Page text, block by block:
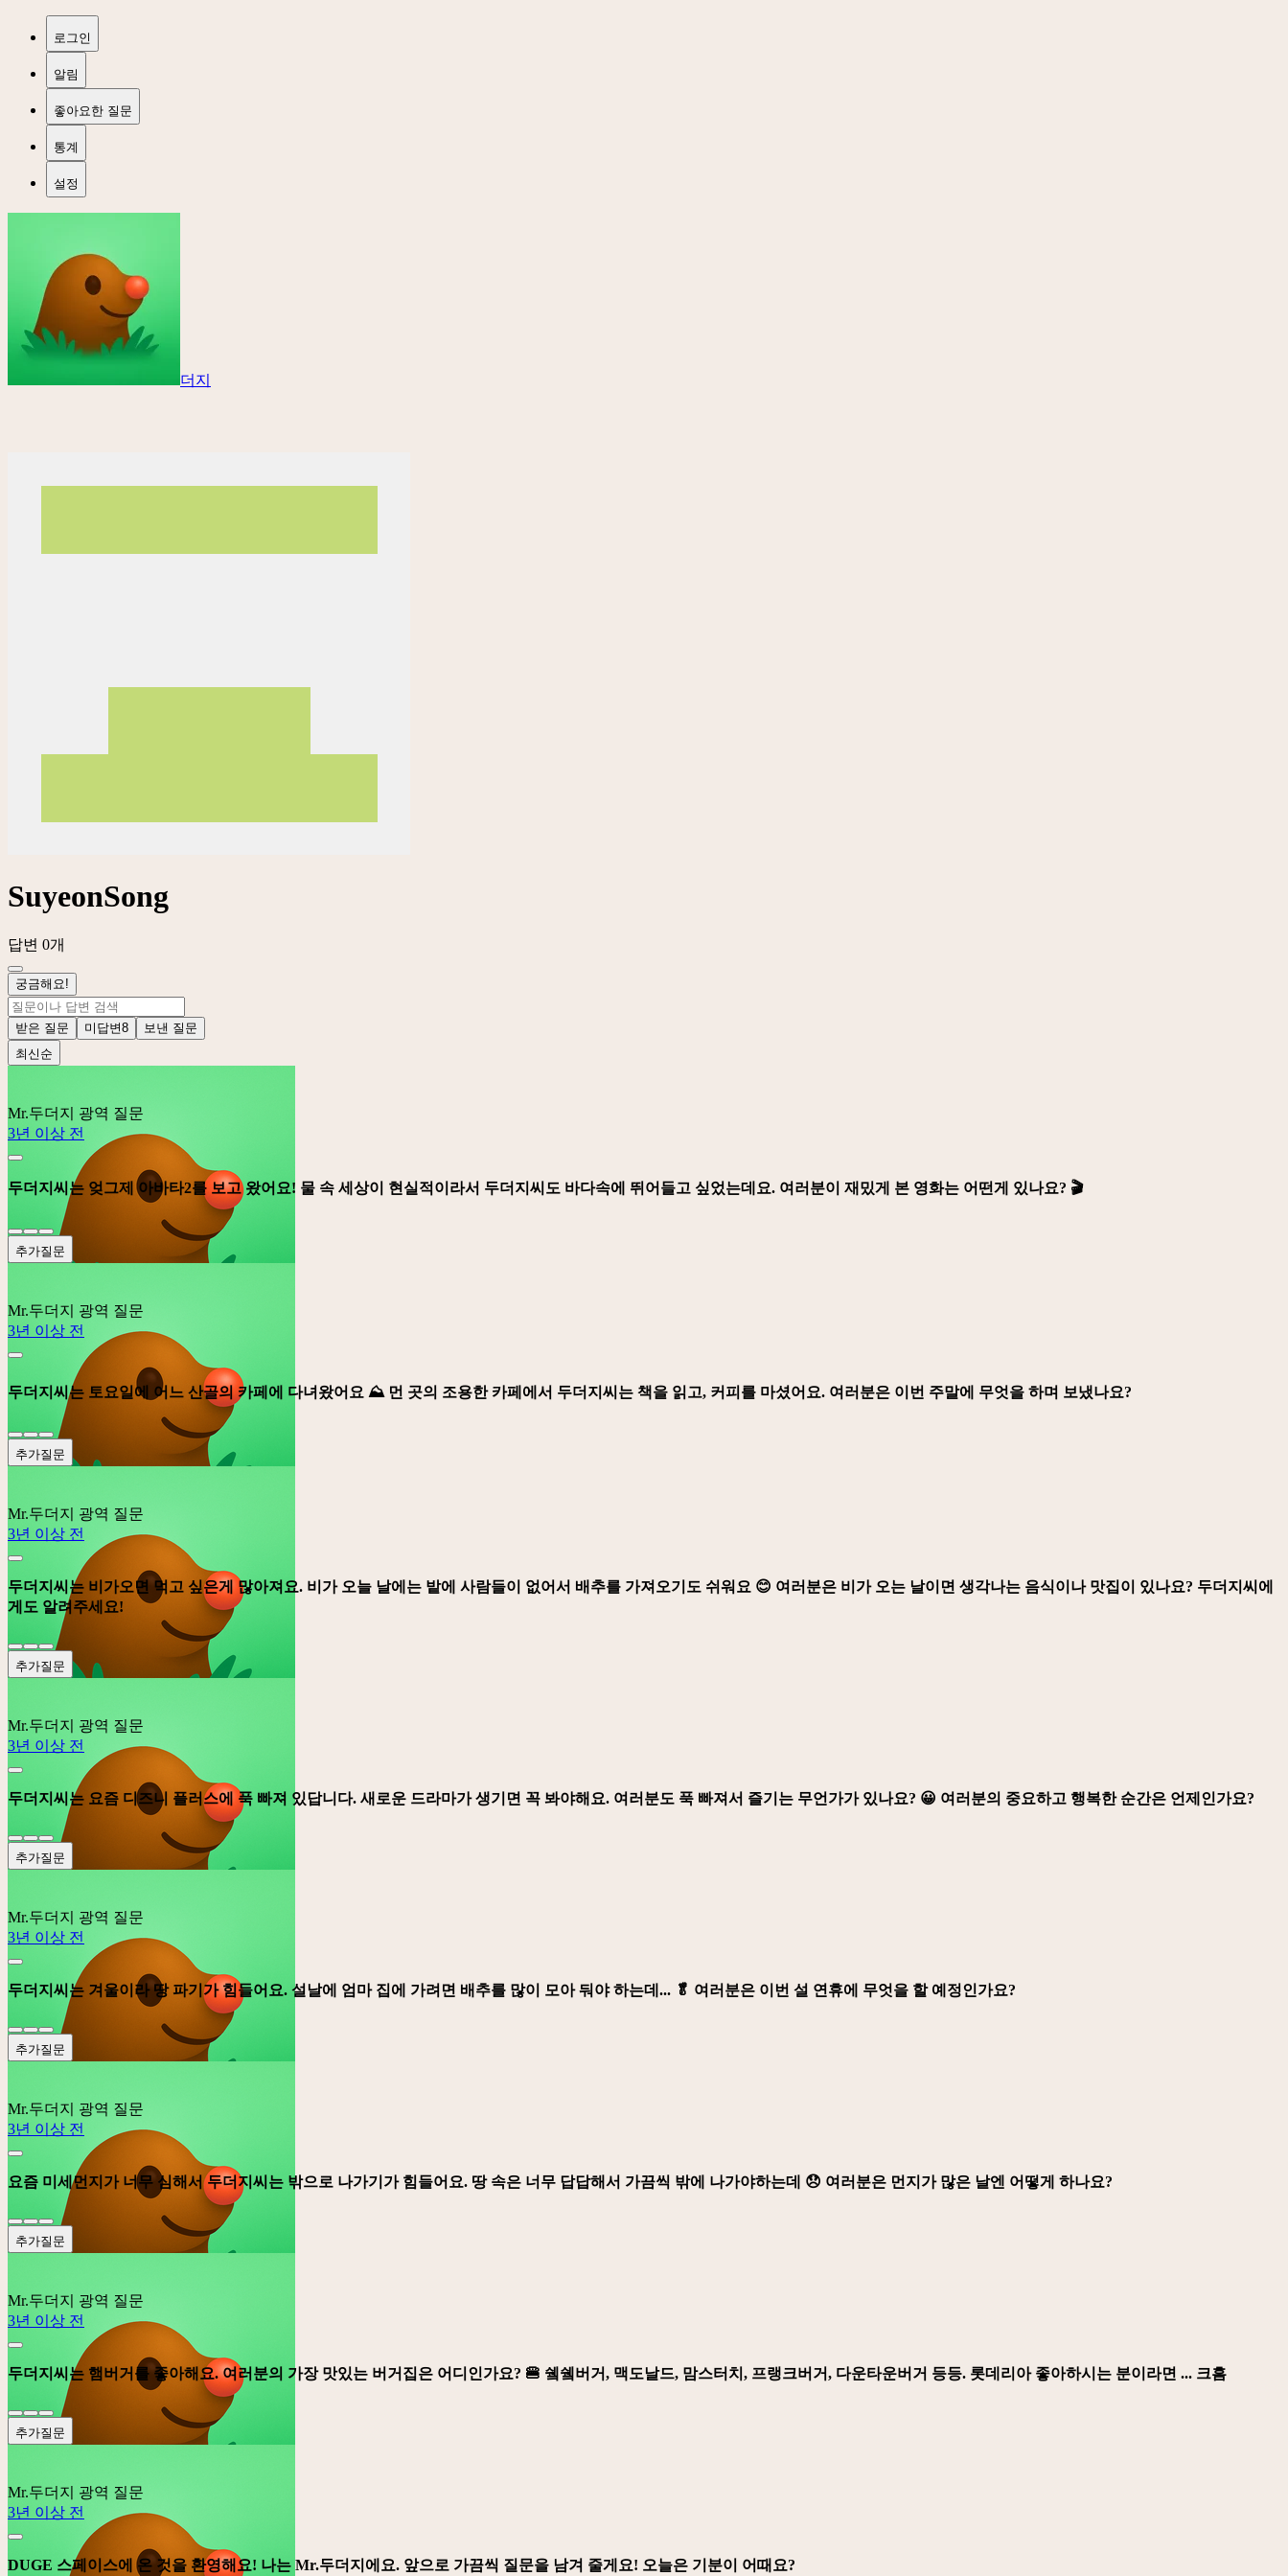
로그인
알림
좋아요한 질문
통계
설정
더지
SuyeonSong
답변 0개
궁금해요!
받은 질문 미답변8
보낸 질문
최신순
Mr.두더지
광역 질문
3년 이상 전
두더지씨는 엊그제 아바타2를 보고 왔어요! 물 속 세상이 현실적이라서 두더지씨도 바다속에 뛰어들고 싶었는데요. 여러분이 재밌게 본 영화는 어떤게 있나요? 🎬
추가질문
Mr.두더지
광역 질문
3년 이상 전
두더지씨는 토요일에 어느 산골의 카페에 다녀왔어요 ⛰️ 먼 곳의 조용한 카페에서 두더지씨는 책을 읽고, 커피를 마셨어요. 여러분은 이번 주말에 무엇을 하며 보냈나요?
추가질문
Mr.두더지
광역 질문
3년 이상 전
두더지씨는 비가오면 먹고 싶은게 많아져요. 비가 오늘 날에는 밭에 사람들이 없어서 배추를 가져오기도 쉬워요 😊 여러분은 비가 오는 날이면 생각나는 음식이나 맛집이 있나요? 두더지씨에
게도 알려주세요!
추가질문
Mr.두더지
광역 질문
3년 이상 전
두더지씨는 요즘 디즈니 플러스에 푹 빠져 있답니다. 새로운 드라마가 생기면 꼭 봐야해요. 여러분도 푹 빠져서 즐기는 무언가가 있나요? 😀 여러분의 중요하고 행복한 순간은 언제인가요?
추가질문
Mr.두더지
광역 질문
3년 이상 전
두더지씨는 겨울이라 땅 파기가 힘들어요. 설날에 엄마 집에 가려면 배추를 많이 모아 둬야 하는데... 🥬 여러분은 이번 설 연휴에 무엇을 할 예정인가요?
추가질문
Mr.두더지
광역 질문
3년 이상 전
요즘 미세먼지가 너무 심해서 두더지씨는 밖으로 나가기가 힘들어요. 땅 속은 너무 답답해서 가끔씩 밖에 나가야하는데 😞 여러분은 먼지가 많은 날엔 어떻게 하나요?
추가질문
Mr.두더지
광역 질문
3년 이상 전
두더지씨는 햄버거를 좋아해요. 여러분의 가장 맛있는 버거집은 어디인가요? 🍔 쉨쉨버거, 맥도날드, 맘스터치, 프랭크버거, 다운타운버거 등등. 롯데리아 좋아하시는 분이라면 ... 크흠
추가질문
Mr.두더지
광역 질문
3년 이상 전
DUGE 스페이스에 온 것을 환영해요! 나는 Mr.두더지에요. 앞으로 가끔씩 질문을 남겨 줄게요! 오늘은 기분이 어때요?